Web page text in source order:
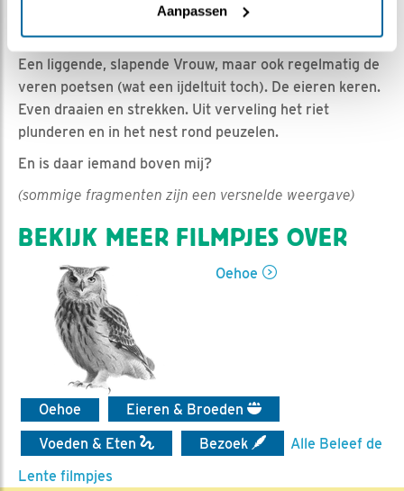
Aanpassen
broedduur van ca 33-34 dagen gaat het erom spannen.
Tot die tijd kunnen we nog van deze beelden genieten.
Een liggende, slapende Vrouw, maar ook regelmatig de
veren poetsen (wat een ijdeltuit toch). De eieren keren.
Even draaien en strekken. Uit verveling het riet
plunderen en in het nest rond peuzelen.
En is daar iemand boven mij?
(sommige fragmenten zijn een versnelde weergave)
BEKIJK MEER FILMPJES OVER
Oehoe
Oehoe
Eieren & Broeden
Voeden & Eten
Bezoek
Alle Beleef de
Lente filmpjes